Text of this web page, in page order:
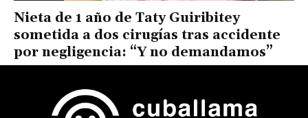
Nieta de 1 año de Taty Guiribitey
sometida a dos cirugías tras accidente
por negligencia: “Y no demandamos”